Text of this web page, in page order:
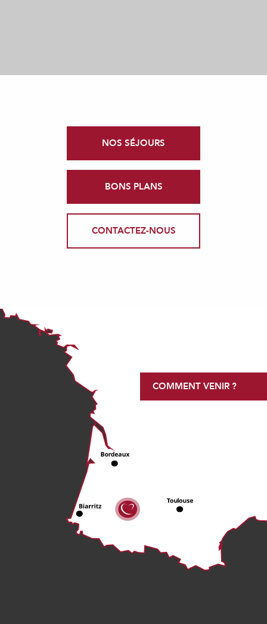
NOS SÉJOURS
BONS PLANS
CONTACTEZ-NOUS
COMMENT VENIR ?